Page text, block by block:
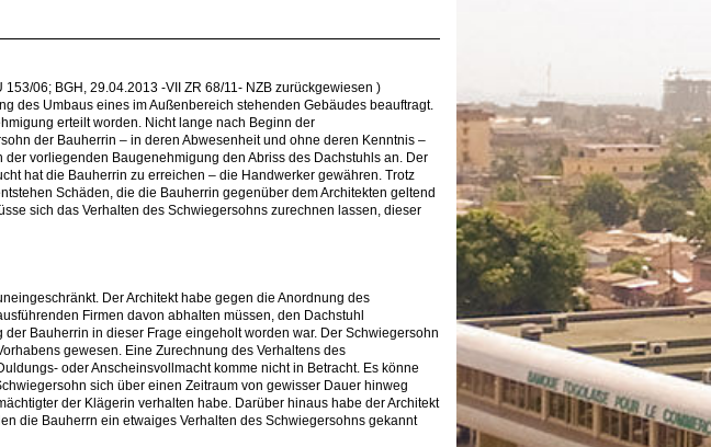
153/06; BGH, 29.04.2013 -VII ZR 68/11- NZB zurückgewiesen )
des Umbaus eines im Außenbereich stehenden Gebäudes beauftragt.
erteilt worden. Nicht lange nach Beginn der
der Bauherrin – in deren Abwesenheit und ohne deren Kenntnis –
vorliegenden Baugenehmigung den Abriss des Dachstuhls an. Der
hat die Bauherrin zu erreichen – die Handwerker gewähren. Trotz
Schäden, die die Bauherrin gegenüber dem Architekten geltend
sich das Verhalten des Schwiegersohns zurechnen lassen, dieser
Der Architekt habe gegen die Anordnung des
Firmen davon abhalten müssen, den Dachstuhl
Bauherrin in dieser Frage eingeholt worden war. Der Schwiegersohn
gewesen. Eine Zurechnung des Verhaltens des
oder Anscheinsvollmacht komme nicht in Betracht. Es könne
sich über einen Zeitraum von gewisser Dauer hinweg
der Klägerin verhalten habe. Darüber hinaus habe der Architekt
die Bauherrn ein etwaiges Verhalten des Schwiegersohns gekannt